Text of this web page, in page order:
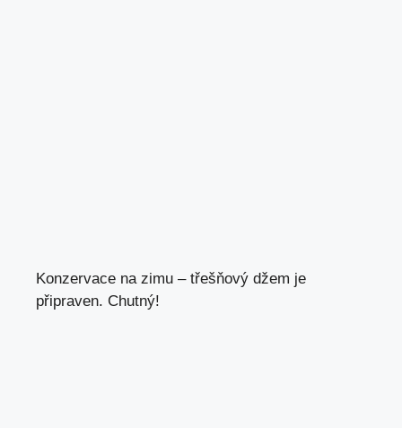
Konzervace na zimu – třešňový džem je
připraven. Chutný!